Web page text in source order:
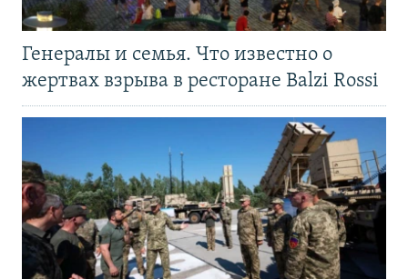
Генералы и семья. Что известно о
жертвах взрыва в ресторане Balzi Rossi